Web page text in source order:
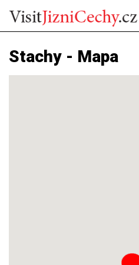
Stachy - Mapa